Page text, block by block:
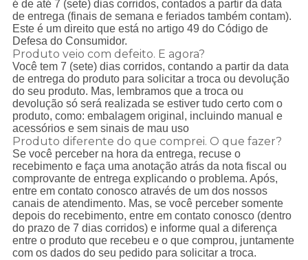
é de até 7 (sete) dias corridos, contados a partir da data
de entrega (finais de semana e feriados também contam).
Este é um direito que está no artigo 49 do Código de
Defesa do Consumidor.
Produto veio com defeito. E agora?
Você tem 7 (sete) dias corridos, contando a partir da data
de entrega do produto para solicitar a troca ou devolução
do seu produto. Mas, lembramos que a troca ou
devolução só será realizada se estiver tudo certo com o
produto, como: embalagem original, incluindo manual e
acessórios e sem sinais de mau uso
Produto diferente do que comprei. O que fazer?
Se você perceber na hora da entrega, recuse o
recebimento e faça uma anotação atrás da nota fiscal ou
comprovante de entrega explicando o problema. Após,
entre em contato conosco através de um dos nossos
canais de atendimento. Mas, se você perceber somente
depois do recebimento, entre em contato conosco (dentro
do prazo de 7 dias corridos) e informe qual a diferença
entre o produto que recebeu e o que comprou, juntamente
com os dados do seu pedido para solicitar a troca.